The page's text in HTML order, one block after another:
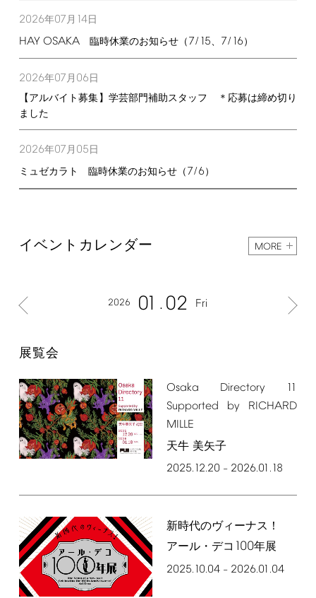
2026年07月 14日
HAY OSAKA臨時休業のお知らせ（7/15、 7/16）
2026年07月 06日
【アルバイト募集】学芸部門補助スタッフ ＊応募は締め切り
ました
2026年07月 05日
ミュゼカラト 臨時休業のお知らせ（7/6）
イベントカレンダー MORE
2026 01 02 Fri
展覧会
Osaka Directory
11
Supported
by
RICHARD
MILLE
天牛 美矢子
2025.12.20 – 2026.01.18
新時代のヴィーナス！
アール・デコ 100年展
2025.10.04– 2026.01.04